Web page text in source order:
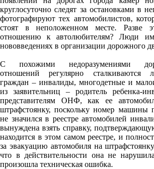
круглосуточно следят за остановками в
фотографируют тех автомобилистов,
стоят в неположенном месте. Разве
отношению к автолюбителям? Люди
нововведениях в организации дорожного
С похожими недоразумениями
отношений регулярно сталкиваются
граждан – инвалиды, многодетные и
из заявительниц – родитель ребенка-
представителям ОНФ, как ее
штрафстоянку, поскольку номер машины
не значился в реестре автомобилей
вынуждена взять справку,
находится в этом самом реестре, и
за эвакуацию автомобиля на
что в действительности она не
произошла техническая ошибка.